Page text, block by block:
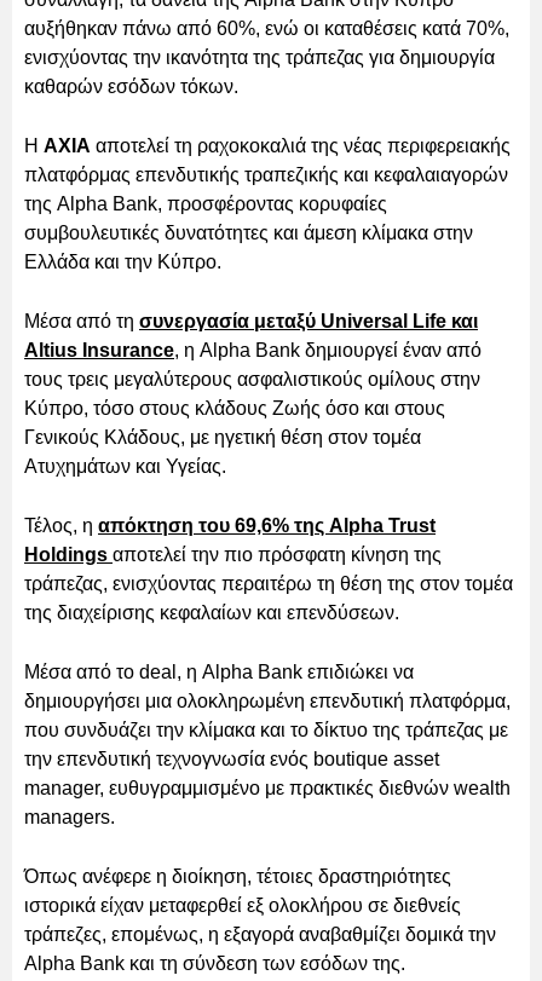
αυξήθηκαν πάνω από 60%, ενώ οι καταθέσεις κατά 70%,
ενισχύοντας την ικανότητα της τράπεζας για δημιουργία
καθαρών εσόδων τόκων.
Η AXIA αποτελεί τη ραχοκοκαλιά της νέας περιφερειακής
πλατφόρμας επενδυτικής τραπεζικής και κεφαλαιαγορών
της Alpha Bank, προσφέροντας κορυφαίες
συμβουλευτικές δυνατότητες και άμεση κλίμακα στην
Ελλάδα και την Κύπρο.
Μέσα από τη συνεργασία μεταξύ Universal Life και
Altius Insurance, η Alpha Bank δημιουργεί έναν από
τους τρεις μεγαλύτερους ασφαλιστικούς ομίλους στην
Κύπρο, τόσο στους κλάδους Ζωής όσο και στους
Γενικούς Κλάδους, με ηγετική θέση στον τομέα
Ατυχημάτων και Υγείας.
Τέλος, η απόκτηση του 69,6% της Alpha Trust
Holdings αποτελεί την πιο πρόσφατη κίνηση της
τράπεζας, ενισχύοντας περαιτέρω τη θέση της στον τομέα
της διαχείρισης κεφαλαίων και επενδύσεων.
Μέσα από το deal, η Alpha Bank επιδιώκει να
δημιουργήσει μια ολοκληρωμένη επενδυτική πλατφόρμα,
που συνδυάζει την κλίμακα και το δίκτυο της τράπεζας με
την επενδυτική τεχνογνωσία ενός boutique asset
manager, ευθυγραμμισμένο με πρακτικές διεθνών wealth
managers.
Όπως ανέφερε η διοίκηση, τέτοιες δραστηριότητες
ιστορικά είχαν μεταφερθεί εξ ολοκλήρου σε διεθνείς
τράπεζες, επομένως, η εξαγορά αναβαθμίζει δομικά την
Alpha Bank και τη σύνδεση των εσόδων της.